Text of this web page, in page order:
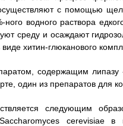
с помощью
водного раствора
среду и осаждают
хитин-глюканового
содержащим липазу
один из препаратов для
следующим
cerevisiae